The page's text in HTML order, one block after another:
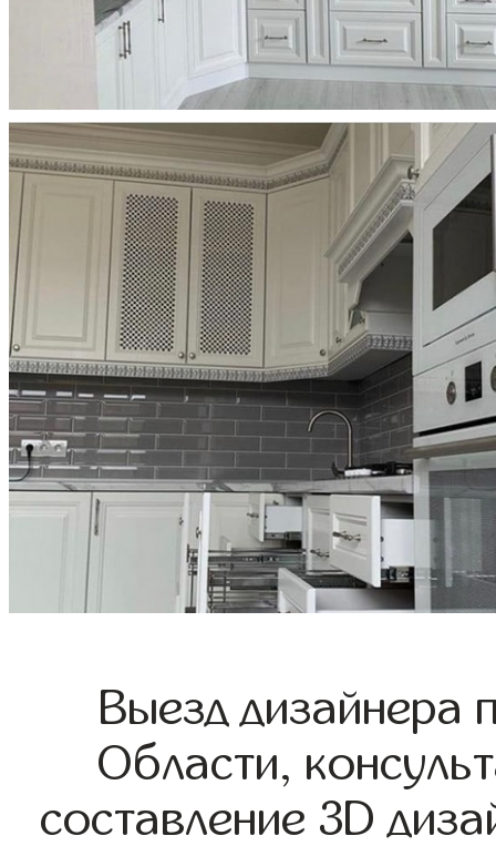
Выезд дизайнера
Области,
составление 3D